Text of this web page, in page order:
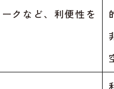
クなど、利便性を